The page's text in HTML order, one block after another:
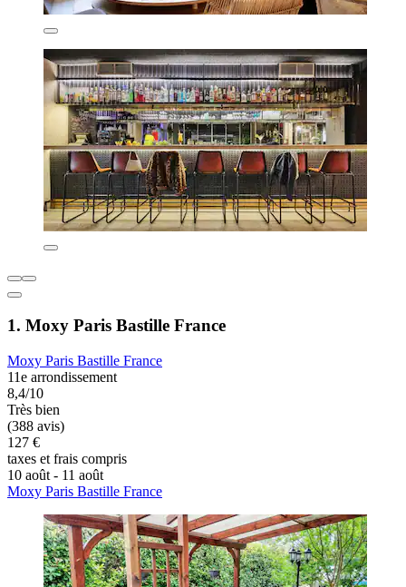
1. Moxy Paris Bastille France
Moxy Paris Bastille France
11e arrondissement
8,4/10
Très bien
(388 avis)
127 €
taxes et frais compris
10 août - 11 août
Moxy Paris Bastille France